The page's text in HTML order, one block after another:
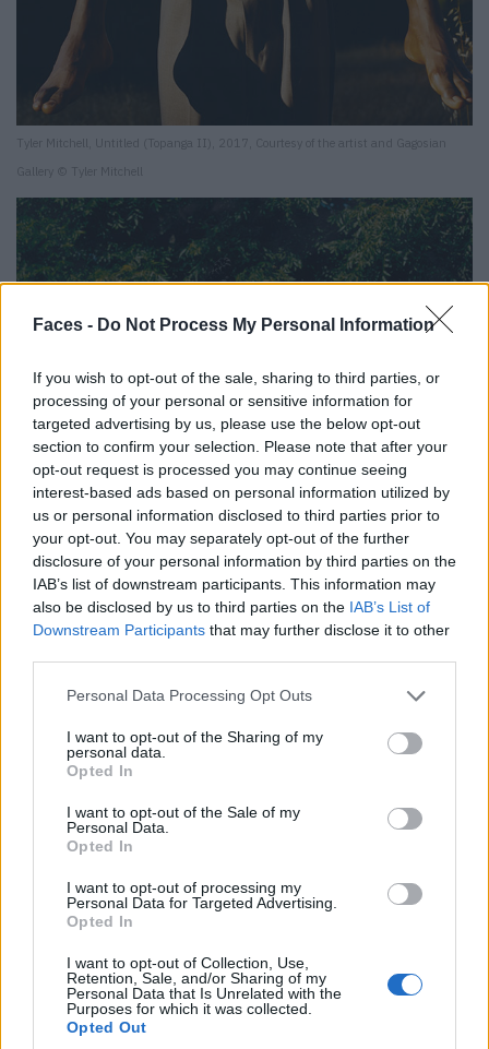
Faces - Do Not Process My Personal Information
If you wish to opt-out of the sale, sharing to third parties, or
processing of your personal or sensitive information for
targeted advertising by us, please use the below opt-out
section to confirm your selection. Please note that after your
opt-out request is processed you may continue seeing
interest-based ads based on personal information utilized by
us or personal information disclosed to third parties prior to
your opt-out. You may separately opt-out of the further
disclosure of your personal information by third parties on the
IAB’s list of downstream participants. This information may
also be disclosed by us to third parties on the IAB’s List of
Downstream Participants that may further disclose it to other
Personal Data Processing Opt Outs
I want to opt-out of the Sharing of my
personal data.
Opted In
I want to opt-out of the Sale of my
Personal Data.
Opted In
I want to opt-out of processing my
Personal Data for Targeted Advertising.
Opted In
I want to opt-out of Collection, Use,
Retention, Sale, and/or Sharing of my
Personal Data that Is Unrelated with the
Purposes for which it was collected.
Opted Out
Tyler Mitchell, Untitled (Topanga II), 2017, Courtesy of the artist and Gagosian
Gallery © Tyler Mitchell
Tyler Mitchell, Untitled (Sisters on the Block), 2021, Courtesy of the artist and
Gagosian Gallery © Tyler Mitchell